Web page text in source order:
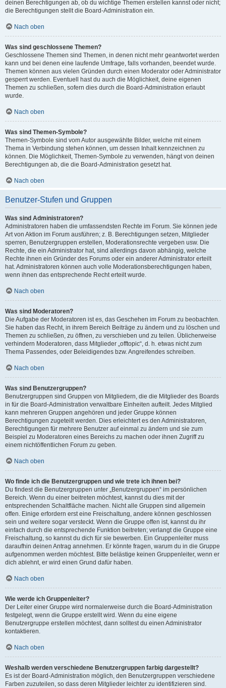
deinen Berechtigungen ab, ob du wichtige Themen erstellen kannst oder nicht;
die Berechtigungen stellt die Board-Administration ein.
Nach oben
Was sind geschlossene Themen?
Geschlossene Themen sind Themen, in denen nicht mehr geantwortet werden
kann und bei denen eine laufende Umfrage, falls vorhanden, beendet wurde.
Themen können aus vielen Gründen durch einen Moderator oder Administrator
gesperrt werden. Eventuell hast du auch die Möglichkeit, deine eigenen
Themen zu schließen, sofern dies durch die Board-Administration erlaubt
wurde.
Nach oben
Was sind Themen-Symbole?
Themen-Symbole sind vom Autor ausgewählte Bilder, welche mit einem
Thema in Verbindung stehen können, um dessen Inhalt kennzeichnen zu
können. Die Möglichkeit, Themen-Symbole zu verwenden, hängt von deinen
Berechtigungen ab, die die Board-Administration gesetzt hat.
Nach oben
Benutzer-Stufen und Gruppen
Was sind Administratoren?
Administratoren haben die umfassendsten Rechte im Forum. Sie können jede
Art von Aktion im Forum ausführen; z. B. Berechtigungen setzen, Mitglieder
sperren, Benutzergruppen erstellen, Moderationsrechte vergeben usw. Die
Rechte, die ein Administrator hat, sind allerdings davon abhängig, welche
Rechte ihnen ein Gründer des Forums oder ein anderer Administrator erteilt
hat. Administratoren können auch volle Moderationsberechtigungen haben,
wenn ihnen das entsprechende Recht erteilt wurde.
Nach oben
Was sind Moderatoren?
Die Aufgabe der Moderatoren ist es, das Geschehen im Forum zu beobachten.
Sie haben das Recht, in ihrem Bereich Beiträge zu ändern und zu löschen und
Themen zu schließen, zu öffnen, zu verschieben und zu teilen. Üblicherweise
verhindern Moderatoren, dass Mitglieder „offtopic“, d. h. etwas nicht zum
Thema Passendes, oder Beleidigendes bzw. Angreifendes schreiben.
Nach oben
Was sind Benutzergruppen?
Benutzergruppen sind Gruppen von Mitgliedern, die die Mitglieder des Boards
in für die Board-Administration verwaltbare Einheiten aufteilt. Jedes Mitglied
kann mehreren Gruppen angehören und jeder Gruppe können
Berechtigungen zugeteilt werden. Dies erleichtert es den Administratoren,
Berechtigungen für mehrere Benutzer auf einmal zu ändern und sie zum
Beispiel zu Moderatoren eines Bereichs zu machen oder ihnen Zugriff zu
einem nichtöffentlichen Forum zu geben.
Nach oben
Wo finde ich die Benutzergruppen und wie trete ich ihnen bei?
Du findest die Benutzergruppen unter „Benutzergruppen“ im persönlichen
Bereich. Wenn du einer beitreten möchtest, kannst du dies mit der
entsprechenden Schaltfläche machen. Nicht alle Gruppen sind allgemein
offen. Einige erfordern erst eine Freischaltung, andere können geschlossen
sein und weitere sogar versteckt. Wenn die Gruppe offen ist, kannst du ihr
einfach durch die entsprechende Funktion beitreten; verlangt die Gruppe eine
Freischaltung, so kannst du dich für sie bewerben. Ein Gruppenleiter muss
daraufhin deinen Antrag annehmen. Er könnte fragen, warum du in die Gruppe
aufgenommen werden möchtest. Bitte belästige keinen Gruppenleiter, wenn er
dich ablehnt, er wird einen Grund dafür haben.
Nach oben
Wie werde ich Gruppenleiter?
Der Leiter einer Gruppe wird normalerweise durch die Board-Administration
festgelegt, wenn die Gruppe erstellt wird. Wenn du eine eigene
Benutzergruppe erstellen möchtest, dann solltest du einen Administrator
kontaktieren.
Nach oben
Weshalb werden verschiedene Benutzergruppen farbig dargestellt?
Es ist der Board-Administration möglich, den Benutzergruppen verschiedene
Farben zuzuteilen, so dass deren Mitglieder leichter zu identifizieren sind.